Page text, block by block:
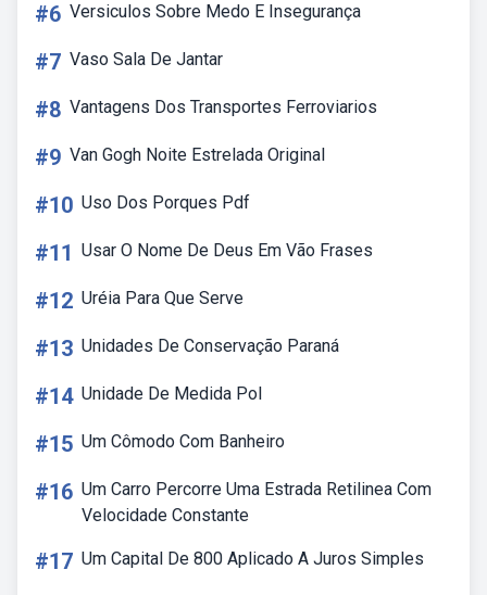
#6 Versiculos Sobre Medo E Insegurança
#7 Vaso Sala De Jantar
#8 Vantagens Dos Transportes Ferroviarios
#9 Van Gogh Noite Estrelada Original
#10 Uso Dos Porques Pdf
#11 Usar O Nome De Deus Em Vão Frases
#12 Uréia Para Que Serve
#13 Unidades De Conservação Paraná
#14 Unidade De Medida Pol
#15 Um Cômodo Com Banheiro
#16 Um Carro Percorre Uma Estrada Retilinea Com
Velocidade Constante
#17 Um Capital De 800 Aplicado A Juros Simples